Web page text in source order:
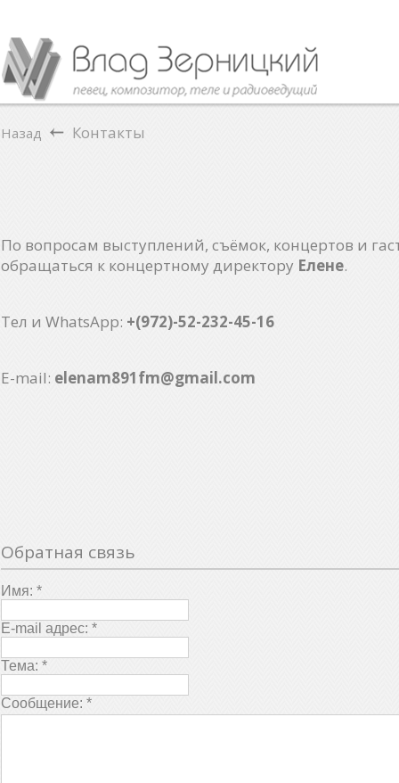
Назад Контакты
По вопросам выступлений, съёмок, концертов и
обращаться к концертному директору Елене.
Тел и WhatsApp: +(972)-52-232-45-16
E-mail: elenam891fm@gmail.com
Обратная связь
Имя: *
E-mail адрес: *
Тема: *
Сообщение: *